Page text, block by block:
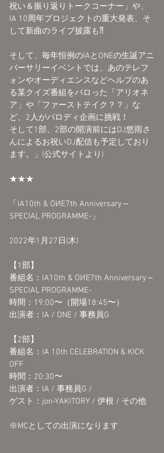
祝い＆振り返りトークコーナー」や、
IA 10周年プロジェクトの重大発表、そ
して新曲のライブ披露も⁈
そして、毎年恒例のIAとONEの生誕アニ
バーサリーイベントでは、あのテレフ
ォンやオーディエンスなどヘルプのあ
る某クイズ番組をパロった「アリオネ
ア」や「ファーストテイク？？」な
ど、2人がパロディ企画に挑戦！
そして1部、2部の開演前にはDJ悠雨さ
んによるお祝いDJ配信も予定しており
ます。」(公式サイトより)
★★★
「IA10th & OИE7th Anniversary ‒
SPECIAL PROGRAMME-」
2022年1月27日(木)
【1部】
番組名：IA10th & OИE7th Anniversary ‒
SPECIAL PROGRAMME-
時間：19:00〜（開場18:45〜）
出演者：IA / ONE / 事務員G
【2部】
番組名：IA 10th CELEBRATION & KICK
OFF
時間：20:30〜
出演者：IA / 事務員G /
ゲスト：jon-YAKITORY / 伊根 / その他
※MCとしての出演になります